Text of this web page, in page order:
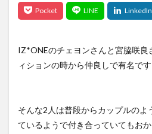
IZ*ONEのチェヨンさんと宮脇咲良
ィションの時から仲良しで有名です
そんな2人は普段からカップルのよ
ているようで付き合っていてもお